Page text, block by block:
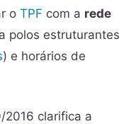
o TPF com a rede
polos estruturantes
) e horários de
2016 clarifica a